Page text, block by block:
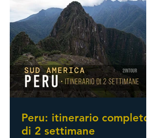
Peru: itinerario completo
di 2 settimane